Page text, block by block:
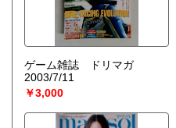
ゲーム雑誌 ドリマガ
2003/7/11
￥3,000